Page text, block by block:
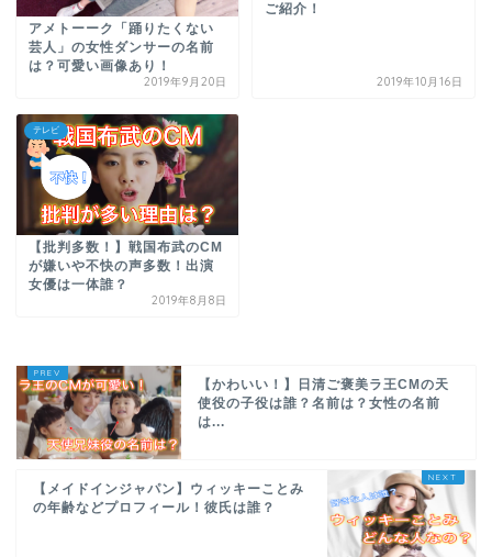
アメトーーク「踊りたくない
芸人」の女性ダンサーの名前
は？可愛い画像あり！
2019年9月20日
ご紹介！
2019年10月16日
テレビ
【批判多数！】戦国布武のCM
が嫌いや不快の声多数！出演
女優は一体誰？
2019年8月8日
【かわいい！】日清ご褒美ラ王CMの天
使役の子役は誰？名前は？女性の名前
は...
【メイドインジャパン】ウィッキーことみ
の年齢などプロフィール！彼氏は誰？